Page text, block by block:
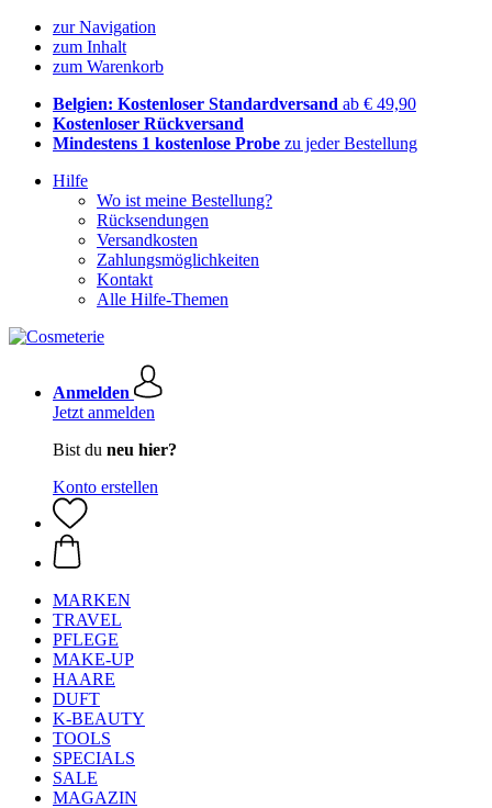
zur Navigation
zum Inhalt
zum Warenkorb
Belgien: Kostenloser Standardversand ab € 49,90
Kostenloser Rückversand
Mindestens 1 kostenlose Probe zu jeder Bestellung
Hilfe
Wo ist meine Bestellung?
Rücksendungen
Versandkosten
Zahlungsmöglichkeiten
Kontakt
Alle Hilfe-Themen
Anmelden
Jetzt anmelden
Bist du neu hier?
Konto erstellen
MARKEN
TRAVEL
PFLEGE
MAKE-UP
HAARE
DUFT
K-BEAUTY
TOOLS
SPECIALS
SALE
MAGAZIN